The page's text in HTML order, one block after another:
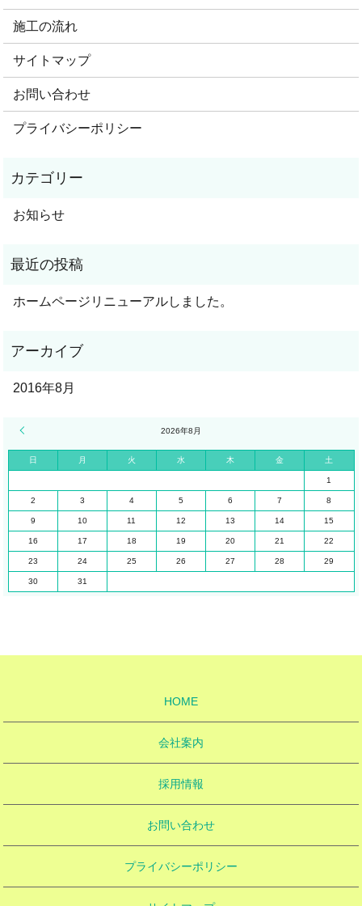
施工の流れ
サイトマップ
お問い合わせ
プライバシーポリシー
お知らせ
ホームページリニューアルしました。
2016年8月
2026年8月
日 月 火 水 木 金 土
1
2 3 4 5 6 7 8
9 10 11 12 13 14 15
16 17 18 19 20 21 22
23 24 25 26 27 28 29
30 31
HOME
会社案内
採用情報
お問い合わせ
プライバシーポリシー